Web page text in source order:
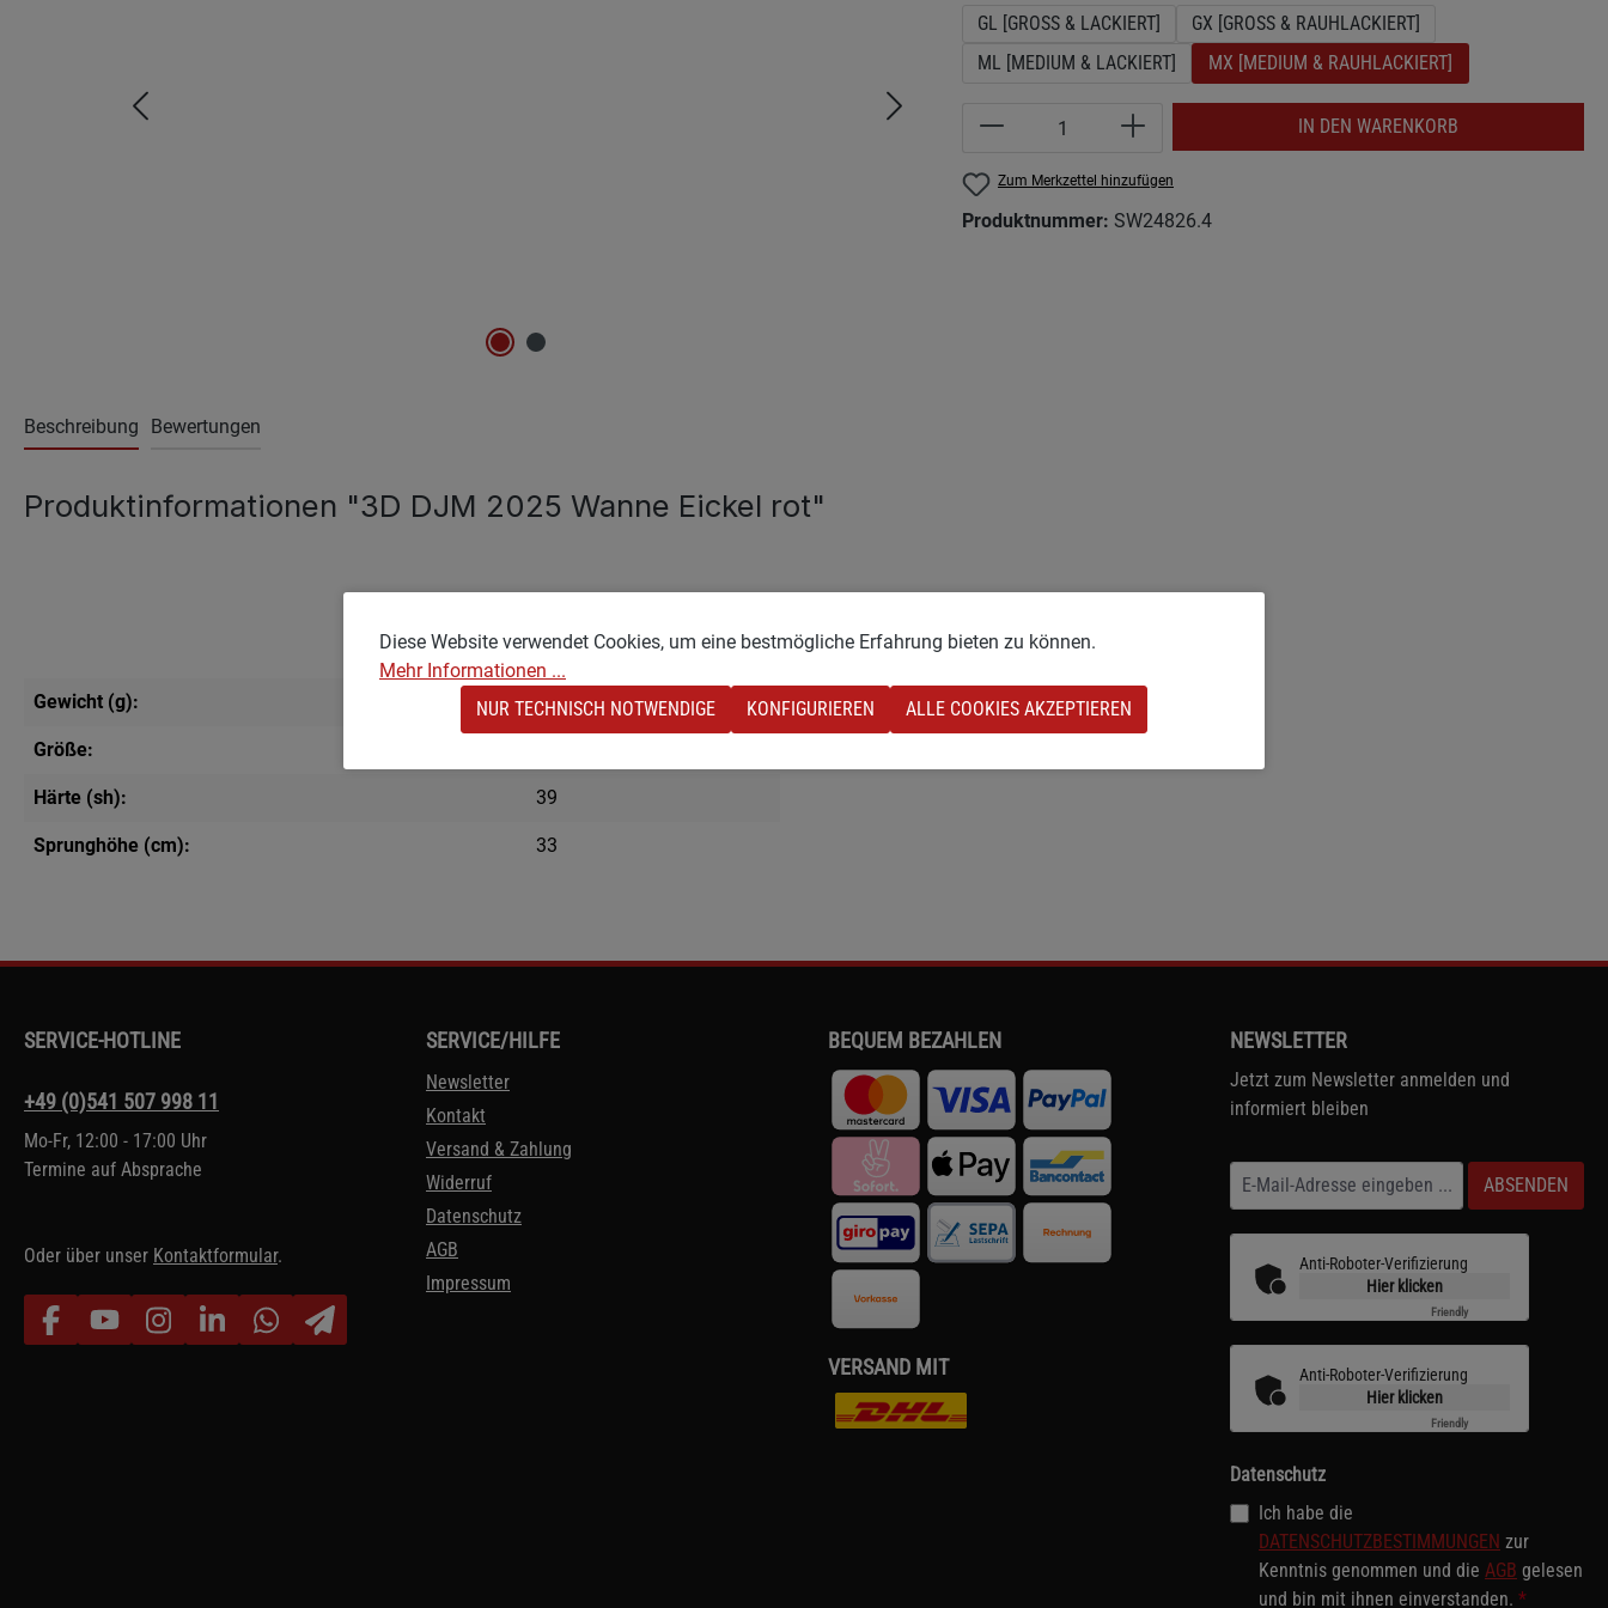
GL [GROSS & LACKIERT]
GX [GROSS & RAUHLACKIERT]
ML [MEDIUM & LACKIERT]
MX [MEDIUM & RAUHLACKIERT]
Produkt Anzahl: Gib den gewünschten Wert ein
IN DEN WARENKORB
Zum Merkzettel hinzufügen
Produktnummer: SW24826.4
Beschreibung Bewertungen
Produktinformationen "3D DJM 2025 Wanne Eickel rot"
Gewicht (g): 47
Größe:
Härte (sh): 39
Sprunghöhe (cm): 33
SERVICE-HOTLINE
+49 (0)541 507 998 11
Mo-Fr, 12:00 - 17:00 Uhr
Termine auf Absprache
Oder über unser Kontaktformular.
SERVICE/HILFE
Newsletter
Kontakt
Versand & Zahlung
Widerruf
Datenschutz
AGB
Impressum
BEQUEM BEZAHLEN
VERSAND MIT
NEWSLETTER
Jetzt zum Newsletter anmelden und
informiert bleiben
ABSENDEN
Anti-Roboter-Verifizierung
Hier klicken
Friendly
Anti-Roboter-Verifizierung
Hier klicken
Friendly
Datenschutz
Ich habe die
DATENSCHUTZBESTIMMUNGEN zur
Kenntnis genommen und die AGB gelesen
und bin mit ihnen einverstanden. *
Diese Website verwendet Cookies, um eine bestmögliche Erfahrung bieten zu können.
Mehr Informationen ...
NUR TECHNISCH NOTWENDIGE
KONFIGURIEREN ALLE COOKIES AKZEPTIEREN